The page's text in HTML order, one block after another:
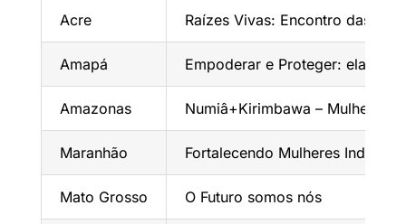
Acre Raízes Vivas: Encontro das
Amapá Empoderar e Proteger:
Amazonas Numiâ+Kirimbawa – Mulheres
Maranhão Fortalecendo Mulheres
Mato Grosso O Futuro somos nós